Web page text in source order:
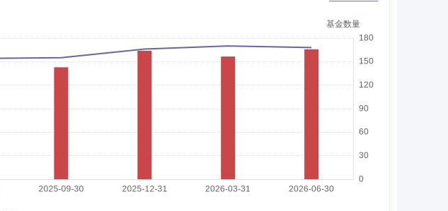
公司招聘与员工关系主管、人力资源管理总监、执行总监，公募事业部人力行政部负责人
责人。
。2014年11月加入泰康公募，担任固定收益基金经理、公募事业部固定收益投资负责人。
利债券型证券投资基金基金经理。2016年6月8日至今担任泰康宏泰回报混合型证券投资基
金管家货币市场基金基金经理。2018年5月30日至今担任泰康颐年混合型证券投资基金基
展开